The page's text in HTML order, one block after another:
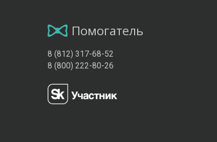
Помогатель
8 (812) 317-68-52
8 (800) 222-80-26